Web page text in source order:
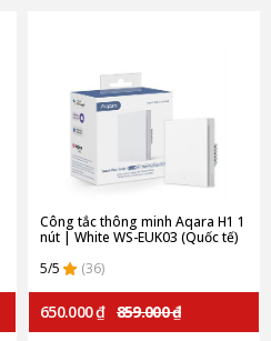
Công tắc thông minh Aqara H1 1
nút | White WS-EUK03 (Quốc tế)
5/5
(36)
650.000 ₫ 859.000 ₫